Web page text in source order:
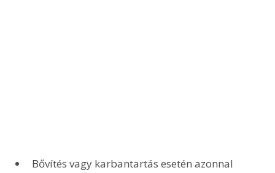
Bővítés vagy karbantartás esetén azonnal